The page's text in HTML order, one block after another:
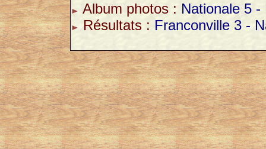
Album photos : Nationale 5 -
Résultats : Franconville 3 -